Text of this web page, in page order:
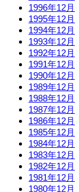
1996年12月
1995年12月
1994年12月
1993年12月
1992年12月
1991年12月
1990年12月
1989年12月
1988年12月
1987年12月
1986年12月
1985年12月
1984年12月
1983年12月
1982年12月
1981年12月
1980年12月